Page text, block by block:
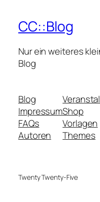
CC::Blog
Nur ein weiteres
Blog
Blog
Impressum
FAQs
Autoren
Shop
Vorlagen
Themes
Twenty Twenty-Five